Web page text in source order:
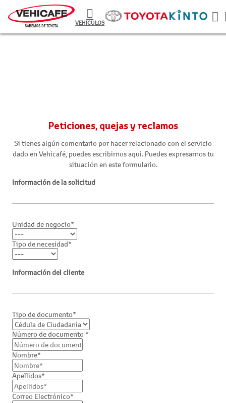
VEHÍCULOS
Peticiones, quejas y reclamos
Si tienes algún comentario por hacer relacionado con el servicio
dado en Vehicafé, puedes escribirnos aquí. Puedes expresarnos tu
situación en este formulario.
Información de la solicitud
Unidad de negocio*
Tipo de necesidad*
Información del cliente
Tipo de documento*
Número de documento *
Nombre*
Apellidos*
Correo Electrónico*